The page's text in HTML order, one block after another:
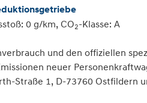
0 g/km, CO2-Klasse: A
und den offiziellen
neuer
Straße 1, D-73760 Ostfildern